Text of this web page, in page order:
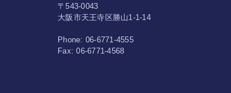
〒543-0043
大阪市天王寺区勝山1-1-14
Phone: 06-6771-4555
Fax: 06-6771-4568